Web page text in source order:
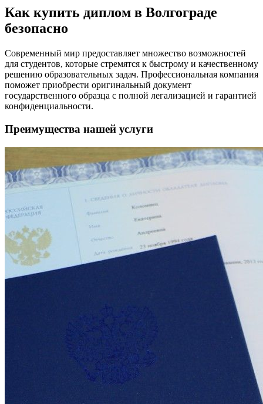
Как купить диплом в Волгограде
безопасно
Современный мир предоставляет множество возможностей
для студентов, которые стремятся к быстрому и качественному
решению образовательных задач. Профессиональная компания
поможет приобрести оригинальный документ
государственного образца с полной легализацией и гарантией
конфиденциальности.
Преимущества нашей услуги